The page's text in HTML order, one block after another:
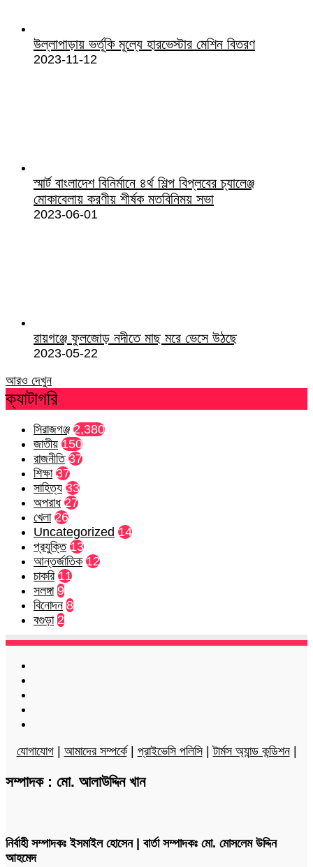
উল্লাপাড়ায় ভর্তূকি মূল্যে হারভেস্টার মেশিন বিতরণ
2023-11-12
স্মার্ট বাংলাদেশ বিনির্মানে ৪র্থ শিল্প বিপ্লবের চ্যালেঞ্জ
মোকাবেলায় করণীয় শীর্ষক মতবিনিময় সভা
2023-06-01
রায়গঞ্জে ফুলজোড় নদীতে মাছ মরে ভেসে উঠছে
2023-05-22
আরও দেখুন
ক্যাটাগরি
সিরাজগঞ্জ 2,380
জাতীয় 150
রাজনীতি 37
শিক্ষা 37
সাহিত্য 33
অপরাধ 27
খেলা 26
Uncategorized 14
প্রযুক্তি 13
আন্তর্জাতিক 12
চাকরি 11
সলঙ্গা 9
বিনোদন 8
বগুড়া 2
যোগাযোগ| আমাদের সম্পর্কে| প্রাইভেসি পলিসি|টার্মস অ্যান্ড কন্ডিশন|
সম্পাদক : মো. আলাউদ্দিন খান
নির্বাহী সম্পাদকঃ ইসমাইল হোসেন | বার্তা সম্পাদকঃ মো. মোসলেম উদ্দিন
আহমেদ